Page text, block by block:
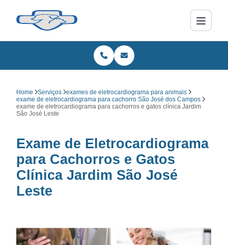
Home Serviços
exames de eletrocardiograma para animais
exame de eletrocardiograma para cachorro São José dos Campos
exame de eletrocardiograma para cachorros e gatos clínica Jardim
São José Leste
Exame de Eletrocardiograma
para Cachorros e Gatos
Clínica Jardim São José
Leste